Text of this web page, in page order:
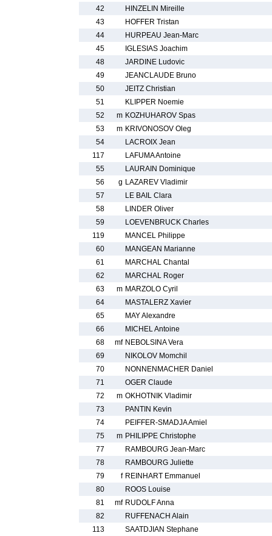
42
HINZELIN Mireille
43
HOFFER Tristan
44
HURPEAU Jean-Marc
45
IGLESIAS Joachim
48
JARDINE Ludovic
49
JEANCLAUDE Bruno
50
JEITZ Christian
51
KLIPPER Noemie
52
m KOZHUHAROV Spas
53
m KRIVONOSOV Oleg
54
LACROIX Jean
117
LAFUMA Antoine
55
LAURAIN Dominique
56
g LAZAREV Vladimir
57
LE BAIL Clara
58
LINDER Oliver
59
LOEVENBRUCK Charles
119
MANCEL Philippe
60
MANGEAN Marianne
61
MARCHAL Chantal
62
MARCHAL Roger
63
m MARZOLO Cyril
64
MASTALERZ Xavier
65
MAY Alexandre
66
MICHEL Antoine
68
mf NEBOLSINA Vera
69
NIKOLOV Momchil
70
NONNENMACHER Daniel
71
OGER Claude
72
m OKHOTNIK Vladimir
73
PANTIN Kevin
74
PEIFFER-SMADJA Amiel
75
m PHILIPPE Christophe
77
RAMBOURG Jean-Marc
78
RAMBOURG Juliette
79
f REINHART Emmanuel
80
ROOS Louise
81
mf RUDOLF Anna
82
RUFFENACH Alain
113
SAATDJIAN Stephane